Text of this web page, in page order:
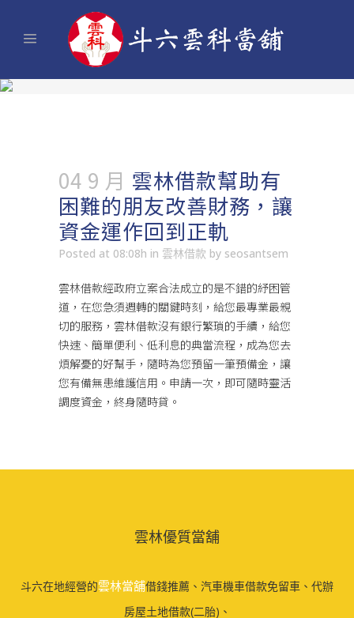
04 9 月 雲林借款幫助有
困難的朋友改善財務，讓
資金運作回到正軌
Posted at 08:08h in 雲林借款 by seosantsem
雲林借款經政府立案合法成立的是不錯的紓困管
道，在您急須週轉的關鍵時刻，給您最專業最親
切的服務， 雲林借款沒有銀行繁瑣的手續，給您
快速、簡單便利、低利息的典當流程，成為您去
煩解憂的好幫手，隨時為您預留一筆預備金，讓
您有備無患維護信用。申請一次，即可隨時靈活
調度資金，終身隨時貸。
雲林優質當舖
斗六在地經營的雲林當舖借錢推薦、汽車機車借款免留車、代辦
房屋土地借款(二胎)、